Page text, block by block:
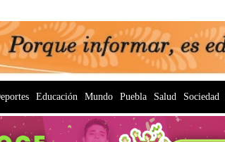
Educación Mundo Puebla Salud Sociedad